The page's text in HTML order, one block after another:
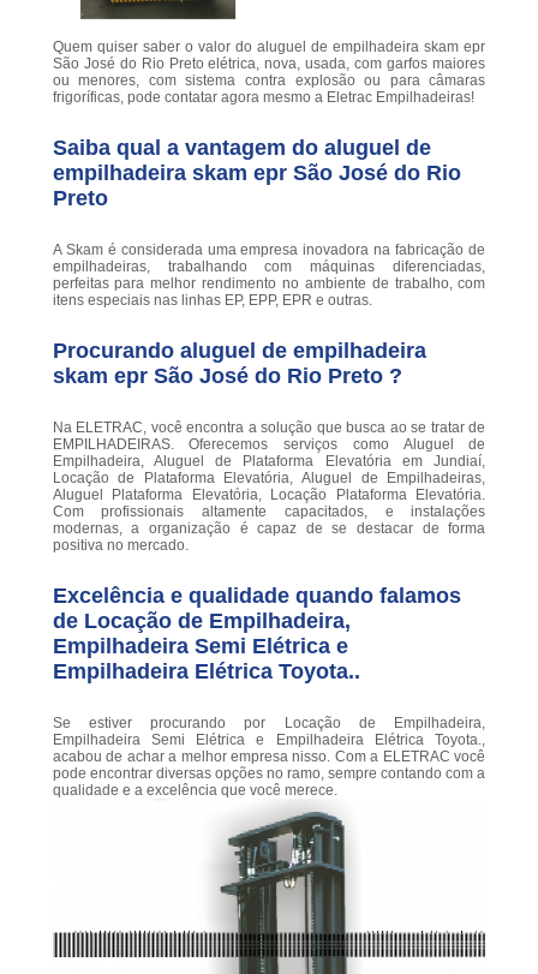
Quem quiser saber o valor do aluguel de empilhadeira skam epr
São José do Rio Preto elétrica, nova, usada, com garfos maiores
ou menores, com sistema contra explosão ou para câmaras
frigoríficas, pode contatar agora mesmo a Eletrac Empilhadeiras!
Saiba qual a vantagem do aluguel de
empilhadeira skam epr São José do Rio
Preto
A Skam é considerada uma empresa inovadora na fabricação de
empilhadeiras, trabalhando com máquinas diferenciadas,
perfeitas para melhor rendimento no ambiente de trabalho, com
itens especiais nas linhas EP, EPP, EPR e outras.
Procurando aluguel de empilhadeira
skam epr São José do Rio Preto ?
Na ELETRAC, você encontra a solução que busca ao se tratar de
EMPILHADEIRAS. Oferecemos serviços como Aluguel de
Empilhadeira, Aluguel de Plataforma Elevatória em Jundiaí,
Locação de Plataforma Elevatória, Aluguel de Empilhadeiras,
Aluguel Plataforma Elevatória, Locação Plataforma Elevatória.
Com profissionais altamente capacitados, e instalações
modernas, a organização é capaz de se destacar de forma
positiva no mercado.
Excelência e qualidade quando falamos
de Locação de Empilhadeira,
Empilhadeira Semi Elétrica e
Empilhadeira Elétrica Toyota..
Se estiver procurando por Locação de Empilhadeira,
Empilhadeira Semi Elétrica e Empilhadeira Elétrica Toyota.,
acabou de achar a melhor empresa nisso. Com a ELETRAC você
pode encontrar diversas opções no ramo, sempre contando com a
qualidade e a excelência que você merece.